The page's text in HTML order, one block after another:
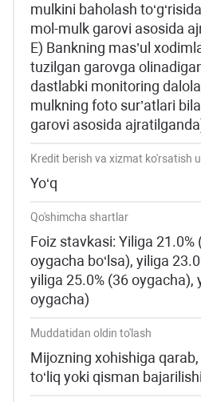
mulkini baholash
mol-mulk garovi asosida
E) Bankning mas’ul
tuzilgan garovga
dastlabki monitoring
mulkning foto sur’atlari
garovi asosida
Kredit berish va xizmat ko'rsatish
Yo‘q
Qo'shimcha shartlar
Foiz stavkasi: Yiliga
oygacha bo‘lsa), yiliga
yiliga 25.0% (36 oygacha),
oygacha)
Muddatidan oldin to'lash
Mijozning xohishiga
to‘liq yoki qisman